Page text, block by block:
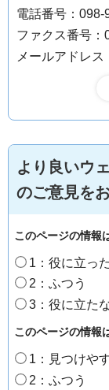
電話番号：098-
ファクス番号：
メールアドレス
より良いウ
のご意見を
このページの情報
1：役に立った
2：ふつう
3：役に立た
このページの情報
1：見つけや
2：ふつう